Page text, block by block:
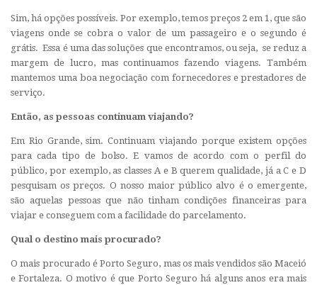
Sim, há opções possíveis. Por exemplo, temos preços 2 em 1, que são
viagens onde se cobra o valor de um passageiro e o segundo é
grátis. Essa é uma das soluções que encontramos, ou seja, se reduz a
margem de lucro, mas continuamos fazendo viagens. Também
mantemos uma boa negociação com fornecedores e prestadores de
serviço.
Então, as pessoas continuam viajando?
Em Rio Grande, sim. Continuam viajando porque existem opções
para cada tipo de bolso. E vamos de acordo com o perfil do
público, por exemplo, as classes A e B querem qualidade, já a C e D
pesquisam os preços. O nosso maior público alvo é o emergente,
são aquelas pessoas que não tinham condições financeiras para
viajar e conseguem com a facilidade do parcelamento.
Qual o destino mais procurado?
O mais procurado é Porto Seguro, mas os mais vendidos são Maceió
e Fortaleza. O motivo é que Porto Seguro há alguns anos era mais